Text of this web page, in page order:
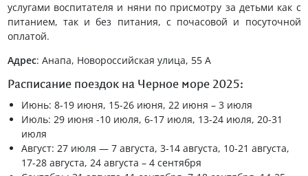
услугами воспитателя и няни по присмотру за детьми как с
питанием, так и без питания, с почасовой и посуточной
оплатой.
Адрес: Анапа, Новороссийская улица, 55 А
Расписание поездок на Черное море 2025:
Июнь: 8-19 июня, 15-26 июня, 22 июня – 3 июля
Июль: 29 июня -10 июля, 6-17 июля, 13-24 июля, 20-31
июля
Август: 27 июля — 7 августа, 3-14 августа, 10-21 августа,
17-28 августа, 24 августа – 4 сентября